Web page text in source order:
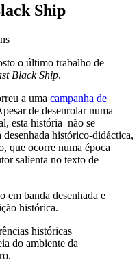
Ship
o último trabalho de
Black Ship.
a uma campanha de
de desenrolar numa
esta história não se
histórico-didáctica,
que ocorre numa época
salienta no texto de
em banda desenhada e
histórica.
históricas
do ambiente da